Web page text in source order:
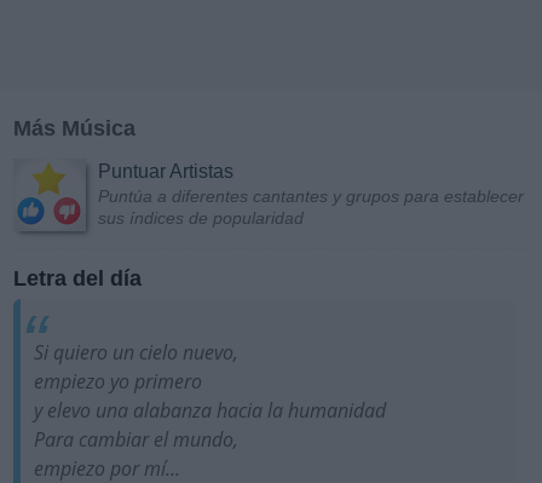
Más Música
Puntuar Artistas
Puntúa a diferentes cantantes y grupos para establecer
sus índices de popularidad
Letra del día
Si quiero un cielo nuevo,
empiezo yo primero
y elevo una alabanza hacia la humanidad
Para cambiar el mundo,
empiezo por mí...